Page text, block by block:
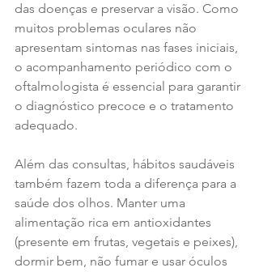
das doenças e preservar a visão. Como
muitos problemas oculares não
apresentam sintomas nas fases iniciais,
o acompanhamento periódico com o
oftalmologista é essencial para garantir
o diagnóstico precoce e o tratamento
adequado.
Além das consultas, hábitos saudáveis
também fazem toda a diferença para a
saúde dos olhos. Manter uma
alimentação rica em antioxidantes
(presente em frutas, vegetais e peixes),
dormir bem, não fumar e usar óculos